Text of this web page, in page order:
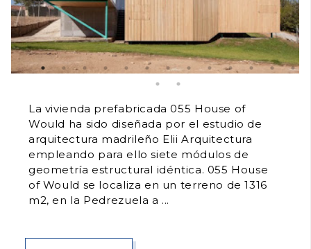
La vivienda prefabricada 055 House of
Would ha sido diseñada por el estudio de
arquitectura madrileño Elii Arquitectura
empleando para ello siete módulos de
geometría estructural idéntica. 055 House
of Would se localiza en un terreno de 1316
m2, en la Pedrezuela a